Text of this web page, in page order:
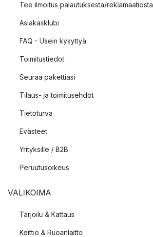
Tee ilmoitus palautuksesta/reklamaatiosta
Asiakasklubi
FAQ - Usein kysyttyä
Toimitustiedot
Seuraa pakettiasi
Tilaus- ja toimitusehdot
Tietoturva
Evästeet
Yrityksille / B2B
Peruutusoikeus
VALIKOIMA
Tarjoilu & Kattaus
Keittiö & Ruoanlaitto